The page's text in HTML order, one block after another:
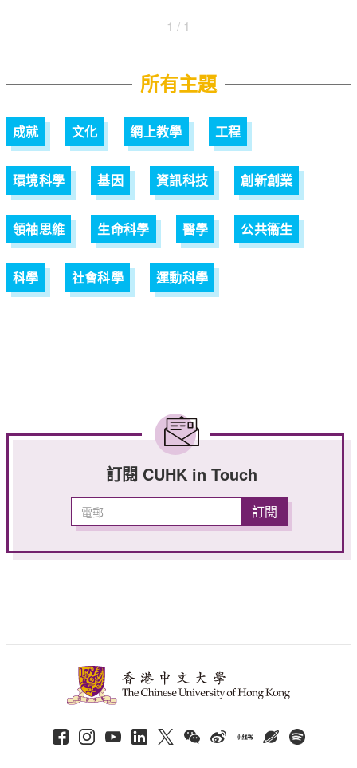
1 / 1
所有主題
成就 文化 網上教學 工程
環境科學 基因 資訊科技 創新創業
領袖思維 生命科學 醫學 公共衞生
科學 社會科學 運動科學
訂閱 CUHK in Touch